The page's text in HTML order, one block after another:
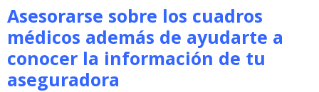
Asesorarse sobre los cuadros
médicos además de ayudarte a
conocer la información de tu
aseguradora